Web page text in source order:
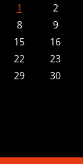
1
2
8
9
15
16
22
23
29
30